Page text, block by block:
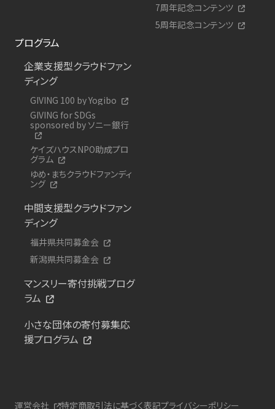
7周年記念コンテンツ
5周年記念コンテンツ
プログラム
企業支援型クラウドファン
ディング
GIVING 100 by Yogibo
GIVING for SDGs
sponsored by ソニー銀行
ケイズハウスNPO助成プロ
グラム
ゆめ・まちクラウドファンディ
ング
中間支援型クラウドファン
ディング
福井県共同募金会
新潟県共同募金会
マンスリー寄付挑戦プログ
ラム
小さな団体の寄付募集応
援プログラム
運営会社 特定商取引法に基づく表記プライバシーポリシー